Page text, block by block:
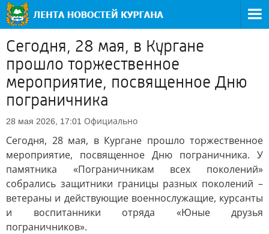
Сегодня, 28 мая, в Кургане
прошло торжественное
мероприятие, посвященное Дню
пограничника
28 мая 2026, 17:01 Официально
Сегодня, 28 мая, в Кургане прошло торжественное
мероприятие, посвященное Дню пограничника. У
памятника «Пограничникам всех поколений»
собрались защитники границы разных поколений –
ветераны и действующие военнослужащие, курсанты
и воспитанники отряда «Юные друзья
пограничников».